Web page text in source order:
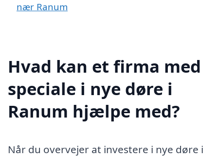
nær Ranum
Hvad kan et firma med
speciale i nye døre i
Ranum hjælpe med?
Når du overvejer at investere i nye døre i